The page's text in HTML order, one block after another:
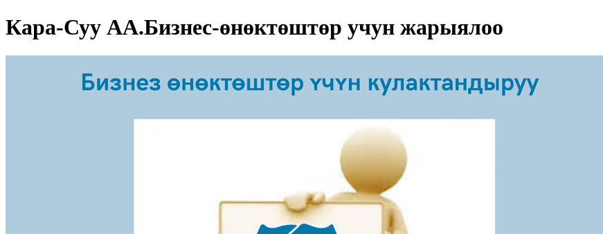
Кара-Суу АА.Бизнес-өнөктөштөр учун жарыялоо